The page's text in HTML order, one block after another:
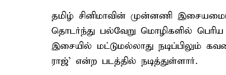
தமிழ் சினிமாவின் முன்னணி
தொடர்ந்து பல்வேறு மொழிகளில்
இசையில் மட்டுமல்லாது நடிப்பிலும்
ராஜ்’ என்ற படத்தில் நடித்துள்ளார்.